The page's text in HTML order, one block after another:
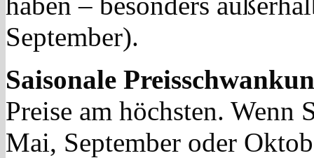
September).
Saisonale
Preise am höchsten. Wenn
Mai, September oder